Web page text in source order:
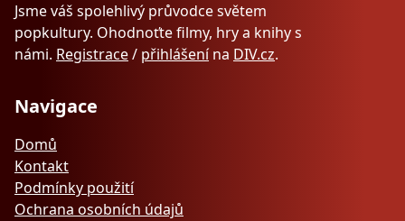
Jsme váš spolehlivý průvodce světem
popkultury. Ohodnoťte filmy, hry a knihy s
námi. Registrace/ přihlášenína DIV.cz.
Navigace
Domů
Kontakt
Podmínky použití
Ochrana osobních údajů